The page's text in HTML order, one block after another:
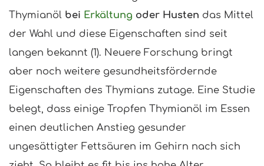
Thymianöl bei Erkältung oder Husten das Mittel
der Wahl und diese Eigenschaften sind seit
langen bekannt (1). Neuere Forschung bringt
aber noch weitere gesundheitsfördernde
Eigenschaften des Thymians zutage. Eine Studie
belegt, dass einige Tropfen Thymianöl im Essen
einen deutlichen Anstieg gesunder
ungesättigter Fettsäuren im Gehirn nach sich